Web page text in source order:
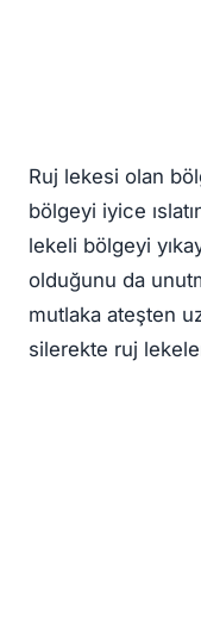
Ruj lekesi olan
bölgeyi iyice
lekeli bölgeyi
olduğunu da
mutlaka ateşten
silerekte ruj